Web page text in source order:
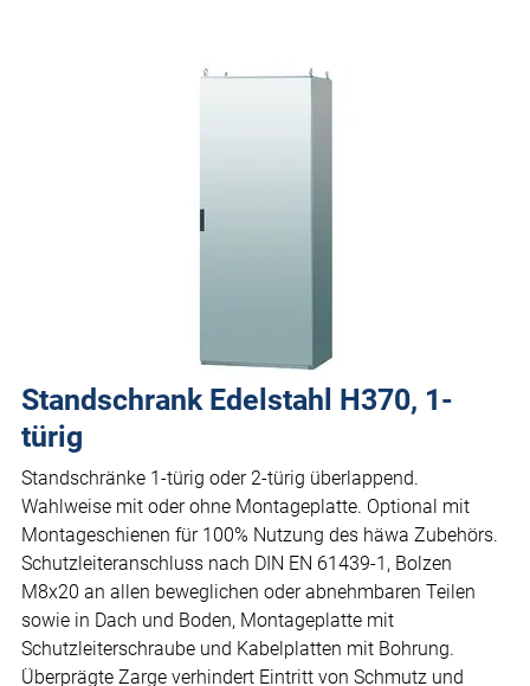
Standschrank Edelstahl H370, 1-
türig
Standschränke 1-türig oder 2-türig überlappend.
Wahlweise mit oder ohne Montageplatte. Optional mit
Montageschienen für 100% Nutzung des häwa Zubehörs.
Schutzleiteranschluss nach DIN EN 61439-1, Bolzen
M8x20 an allen beweglichen oder abnehmbaren Teilen
sowie in Dach und Boden, Montageplatte mit
Schutzleiterschraube und Kabelplatten mit Bohrung.
Überprägte Zarge verhindert Eintritt von Schmutz und